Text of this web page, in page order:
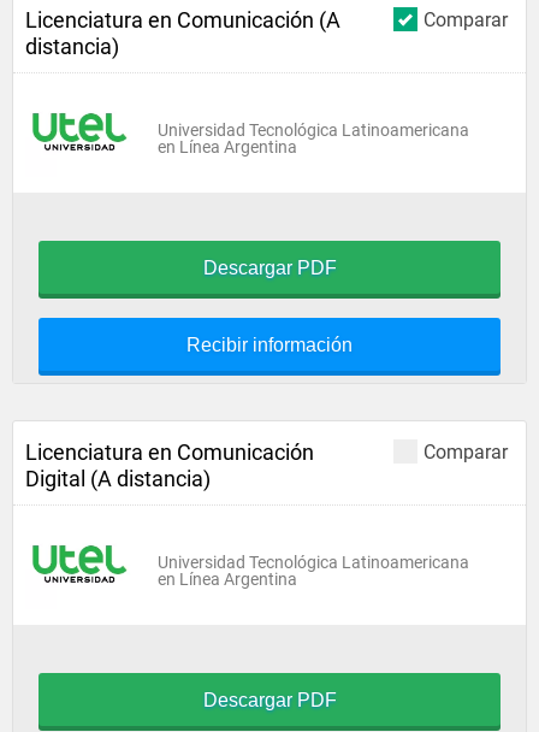
Comparar
Licenciatura en Comunicación (A
distancia)
Universidad Tecnológica Latinoamericana
en Línea Argentina
Descargar PDF
Recibir información
Comparar
Licenciatura en Comunicación
Digital (A distancia)
Universidad Tecnológica Latinoamericana
en Línea Argentina
Descargar PDF